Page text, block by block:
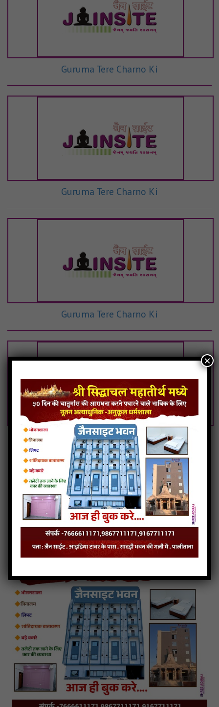
Guruma Tere Charno Ki
Guruma Tere Charno Ki
Guruma Tere Charno Ki
Guruji Bade Gyani Sunave Veer Vani
×